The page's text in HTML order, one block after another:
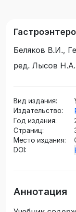
Беляков В.И.,
О.В., Громова
Супильников
ред. Лысов
Вид издания:
Издательство:
Год издания:
Страниц:
Место издания:
DOI:
Аннотация